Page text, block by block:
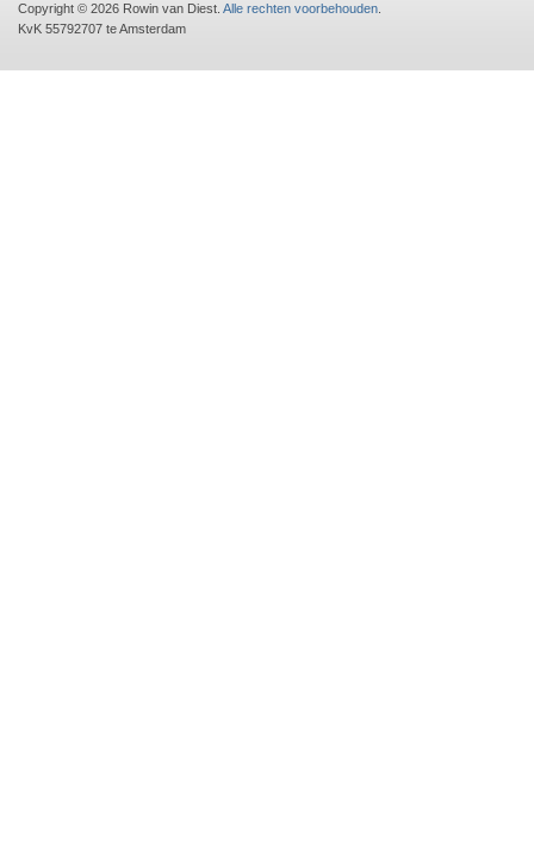
Copyright © 2026 Rowin van Diest. Alle rechten voorbehouden
KvK 55792707 te Amsterdam